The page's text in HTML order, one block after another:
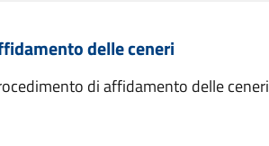
delle ceneri
di affidamento delle ceneri